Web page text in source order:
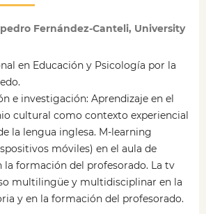
Fernández-Canteli, University
en Educación y Psicología por la
e investigación: Aprendizaje en el
cultural como contexto experiencial
la lengua inglesa. M-learning
móviles) en el aula de
la formación del profesorado. La tv
multilingüe y multidisciplinar en la
y en la formación del profesorado.